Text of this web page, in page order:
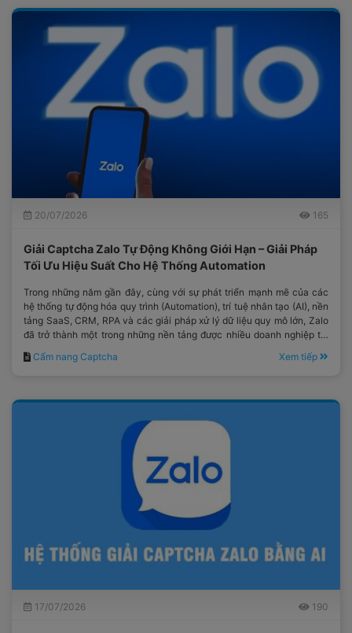
20/07/2026 165
Giải Captcha Zalo Tự Động Không Giới Hạn – Giải Pháp
Tối Ưu Hiệu Suất Cho Hệ Thống Automation
Trong những năm gần đây, cùng với sự phát triển mạnh mẽ của các
hệ thống tự động hóa quy trình (Automation), trí tuệ nhân tạo (AI), nền
tảng SaaS, CRM, RPA và các giải pháp xử lý dữ liệu quy mô lớn, Zalo
đã trở thành một trong những nền tảng được nhiều doanh nghiệp tại
Cẩm nang Captcha Xem tiếp
17/07/2026 190